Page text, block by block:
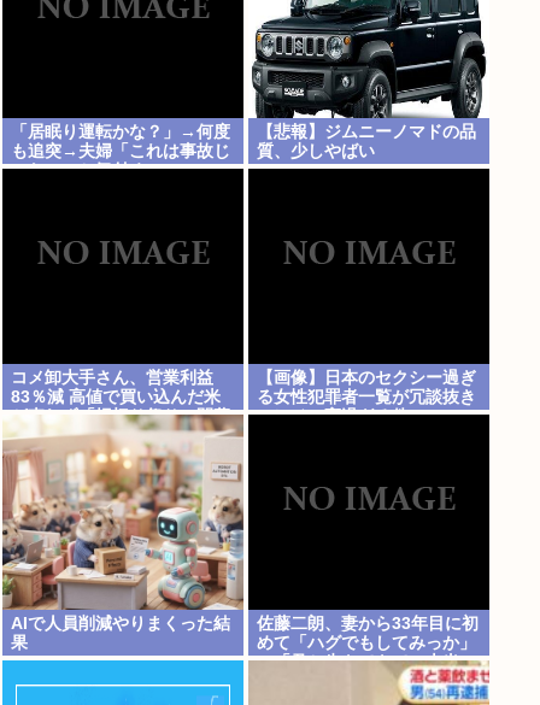
「居眠り運転かな？」→何度
も追突→夫婦「これは事故じ
ゃない」と気付く…
【悲報】ジムニーノマドの品
質、少しやばい
コメ卸大手さん、営業利益
83％減 高値で買い込んだ米
が売れず「損切り祭り」開幕
へ
【画像】日本のセクシー過ぎ
る女性犯罪者一覧が冗談抜き
にレベル高過ぎる件w w w w
AIで人員削減やりまくった結
果
佐藤二朗、妻から33年目に初
めて「ハグでもしてみっか」
→「君と生きてきて、本当に
良かったです」と感激